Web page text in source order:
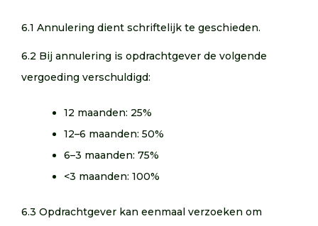
6.1 Annulering dient schriftelijk te geschieden.
6.2 Bij annulering is opdrachtgever de volgende
vergoeding verschuldigd:
12 maanden: 25%
12–6 maanden: 50%
6–3 maanden: 75%
<3 maanden: 100%
6.3 Opdrachtgever kan eenmaal verzoeken om